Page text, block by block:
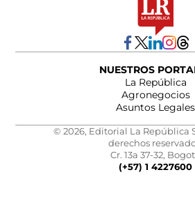
NUESTROS
La República
Agronegocios
Asuntos Legales
© 2026, Editorial La República
derechos
Cr. 13a 37-32,
(+57) 1 4227600